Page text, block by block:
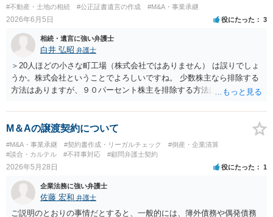
#不動産・土地の相続 #公正証書遺言の作成 #M&A・事業承継
2026年6月5日 役にたった 3
相続・遺言に強い弁護士
白井 弘昭 弁護士
＞20人ほどの小さな町工場（株式会社ではありません） は誤りでしょ
うか。株式会社ということでよろしいですね。 少数株主なら排除する
方法はありますが、９０パーセント株主を排除する方法は現実的にあ
るか、家族を説得して承継させるかしかないでしょう。 また、出資者
がいれば、全員で会社を辞めて新たな会社を立ち上げることも考えら
れます。 それか、しばらく我慢して、社長が没した後に相続人から承
継させるしかないように思えます。 私見ながらご参考まで。
M＆Aの譲渡契約について
#M&A・事業承継 #契約書作成・リーガルチェック
#倒産・企業清算
#談合・カルテル
#不祥事対応 #顧問弁護士契約
2026年5月28日 役にたった 1
企業法務に強い弁護士
佐藤 宏和 弁護士
ご説明のとおりの事情だとすると、一般的には、簿外債務や偶発債務